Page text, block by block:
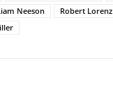
Neeson Robert Lorenz